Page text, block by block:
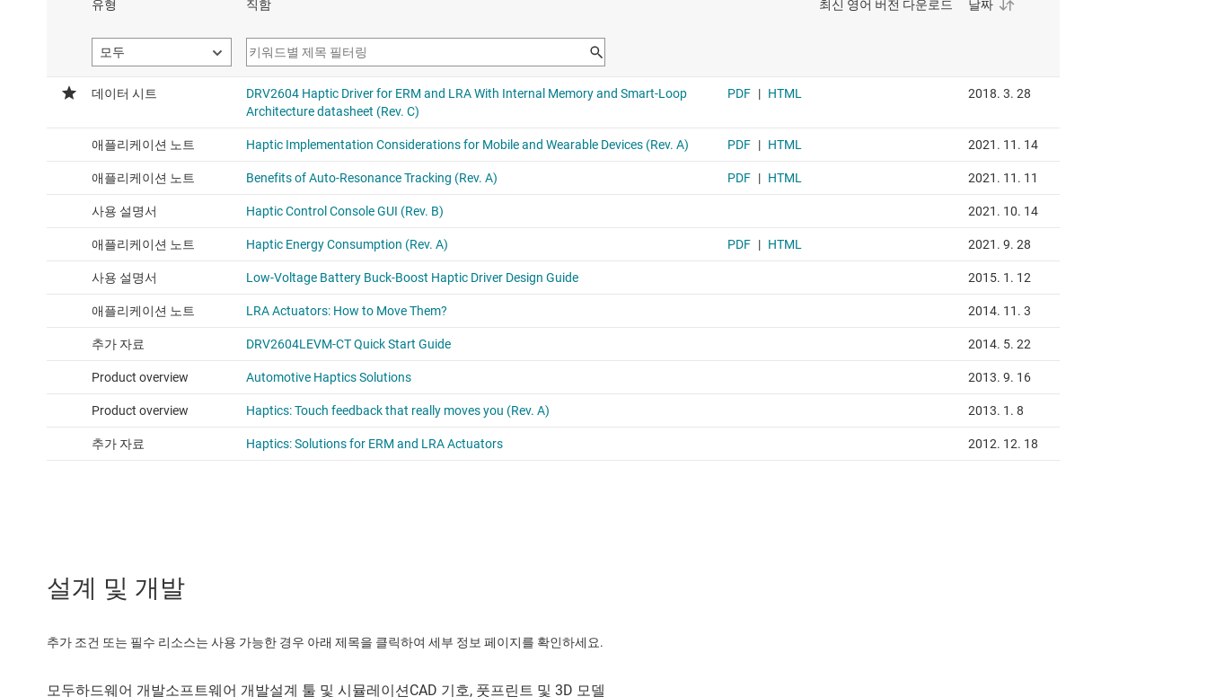
설계 및 개발
추가 조건 또는 필수 리소스는 사용 가능한 경우 아래 제목을 클릭하여 세부 정보 페이지를 확인하세요.